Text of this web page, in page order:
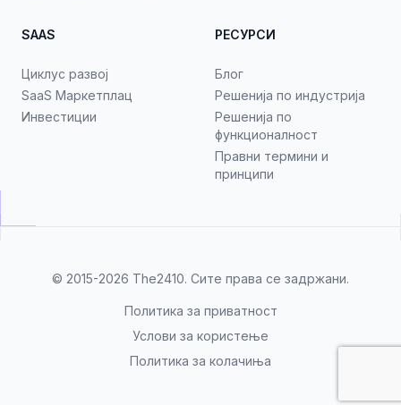
SAAS
Циклус развој
SaaS Маркетплац
Инвестиции
РЕСУРСИ
Блог
Решенија по индустрија
Решенија по
функционалност
Правни термини и
принципи
© 2015-2026 The2410. Сите права се задржани.
Политика за приватност
Услови за користење
Политика за колачиња